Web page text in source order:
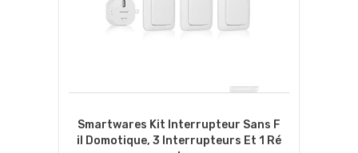
Smartwares Kit Interrupteur Sans F
Il Domotique, 3 Interrupteurs Et 1 Ré